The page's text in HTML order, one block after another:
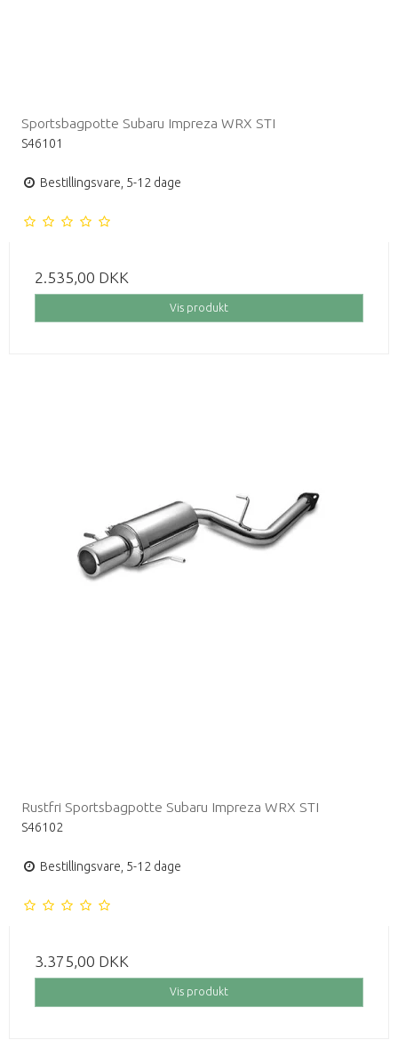
Sportsbagpotte Subaru Impreza WRX STI
S46101
Bestillingsvare, 5-12 dage
2.535,00 DKK
Vis produkt
Rustfri Sportsbagpotte Subaru Impreza WRX STI
S46102
Bestillingsvare, 5-12 dage
3.375,00 DKK
Vis produkt